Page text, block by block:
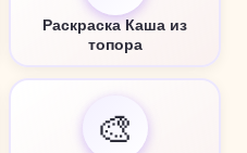
Раскраска Каша из
топора
🎨